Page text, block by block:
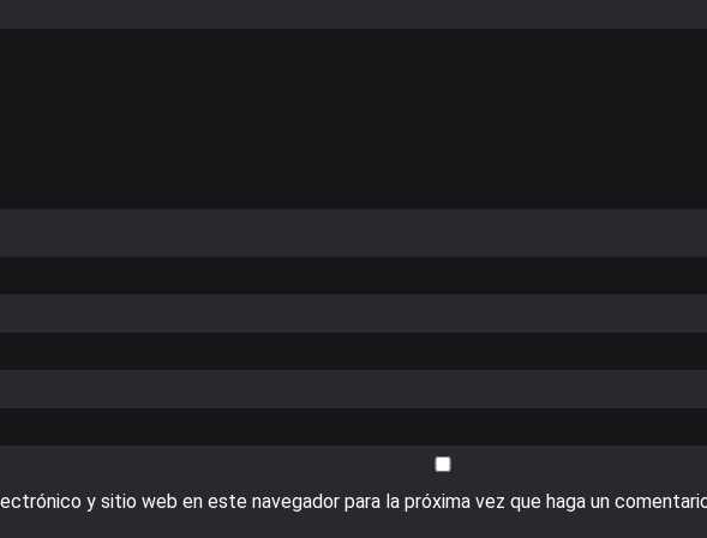
y sitio web en este navegador para la próxima vez que haga un